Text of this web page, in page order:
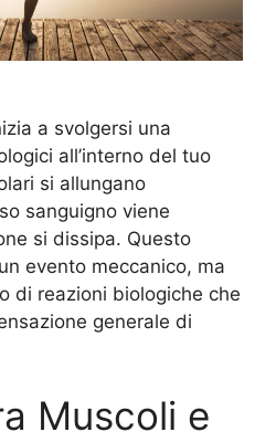
a svolgersi una
all’interno del tuo
si allungano
sanguigno viene
si dissipa. Questo
evento meccanico, ma
di reazioni biologiche che
generale di
Muscoli e